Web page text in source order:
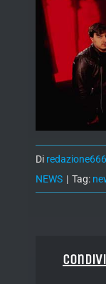
Di redazione666
NEWS | Tag: